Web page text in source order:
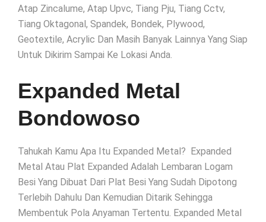
Atap Zincalume, Atap Upvc, Tiang Pju, Tiang Cctv,
Tiang Oktagonal, Spandek, Bondek, Plywood,
Geotextile, Acrylic Dan Masih Banyak Lainnya Yang Siap
Untuk Dikirim Sampai Ke Lokasi Anda.
Expanded Metal
Bondowoso
Tahukah Kamu Apa Itu Expanded Metal? Expanded
Metal Atau Plat Expanded Adalah Lembaran Logam
Besi Yang Dibuat Dari Plat Besi Yang Sudah Dipotong
Terlebih Dahulu Dan Kemudian Ditarik Sehingga
Membentuk Pola Anyaman Tertentu. Expanded Metal